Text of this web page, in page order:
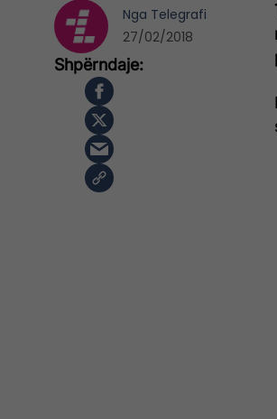
Nga Telegrafi
27/02/2018